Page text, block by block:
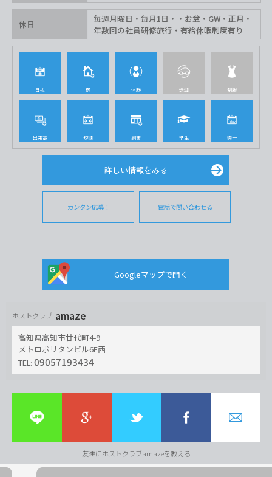
休日
毎週月曜日・毎月1日・・お盆・GW・正月・
年数回の社員研修旅行・有給休暇制度有り
日払 寮 体験 送迎 制服
出来高 短期 副業 学生 週一
詳しい情報をみる
カンタン応募！ 電話で問い合わせる
Googleマップで開く
ホストクラブ amaze
高知県高知市廿代町4-9
メトロポリタンビル6F西
TEL: 09057193434
友達にホストクラブamazeを教える